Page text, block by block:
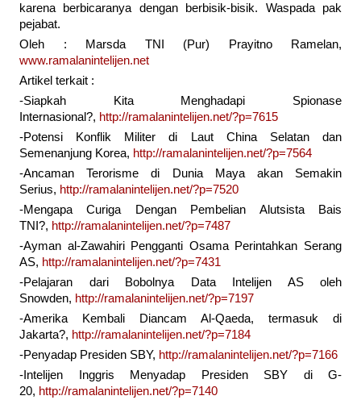
karena berbicaranya dengan berbisik-bisik. Waspada pak
pejabat.
Oleh : Marsda TNI (Pur) Prayitno Ramelan,
www.ramalanintelijen.net
Artikel terkait :
-Siapkah Kita Menghadapi Spionase
Internasional?, http://ramalanintelijen.net/?p=7615
-Potensi Konflik Militer di Laut China Selatan dan
Semenanjung Korea, http://ramalanintelijen.net/?p=7564
-Ancaman Terorisme di Dunia Maya akan Semakin
Serius, http://ramalanintelijen.net/?p=7520
-Mengapa Curiga Dengan Pembelian Alutsista Bais
TNI?, http://ramalanintelijen.net/?p=7487
-Ayman al-Zawahiri Pengganti Osama Perintahkan Serang
AS, http://ramalanintelijen.net/?p=7431
-Pelajaran dari Bobolnya Data Intelijen AS oleh
Snowden, http://ramalanintelijen.net/?p=7197
-Amerika Kembali Diancam Al-Qaeda, termasuk di
Jakarta?, http://ramalanintelijen.net/?p=7184
-Penyadap Presiden SBY, http://ramalanintelijen.net/?p=7166
-Intelijen Inggris Menyadap Presiden SBY di G-
20, http://ramalanintelijen.net/?p=7140